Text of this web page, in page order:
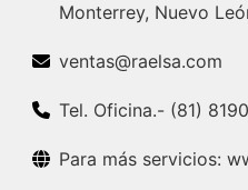
Monterrey, Nuevo
ventas@raelsa.com
Tel. Oficina.- (81)
Para más servicios: